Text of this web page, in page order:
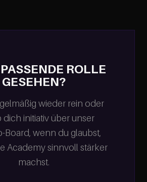
ROLLE
GESEHEN?
wieder rein oder
dich initiativ über unser
Board, wenn du glaubst,
Academy sinnvoll stärker
machst.